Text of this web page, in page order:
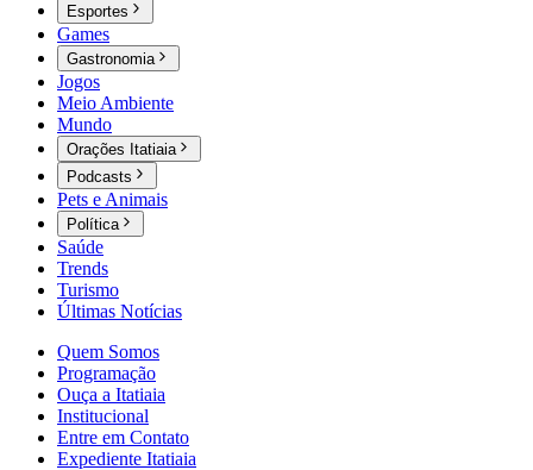
Esportes
Games
Gastronomia
Jogos
Meio Ambiente
Mundo
Orações Itatiaia
Podcasts
Pets e Animais
Política
Saúde
Trends
Turismo
Últimas Notícias
Quem Somos
Programação
Ouça a Itatiaia
Institucional
Entre em Contato
Expediente Itatiaia